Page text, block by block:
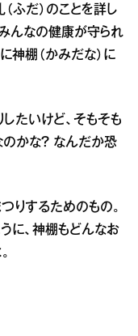
ふだ）のことを詳し
んなの健康が守られ
神棚（かみだな）に
たいけど、そもそも
かな？ なんだか恐
りするためのもの。
に、神棚もどんなお